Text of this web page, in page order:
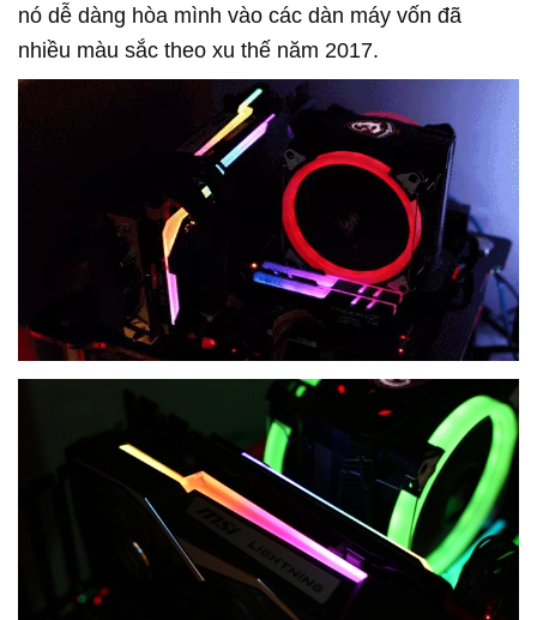
nó dễ dàng hòa mình vào các dàn máy vốn đã
nhiều màu sắc theo xu thế năm 2017.